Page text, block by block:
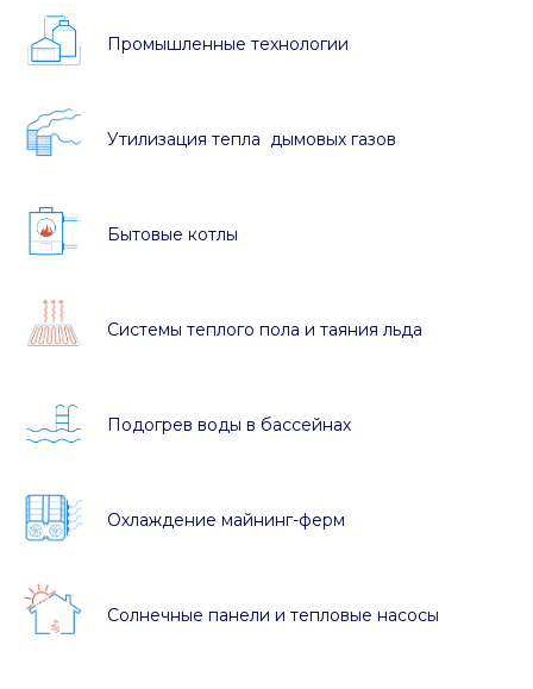
Промышленные технологии
Утилизация тепла дымовых газов
Бытовые котлы
Системы теплого пола и таяния льда
Подогрев воды в бассейнах
Охлаждение майнинг-ферм
Солнечные панели и тепловые насосы